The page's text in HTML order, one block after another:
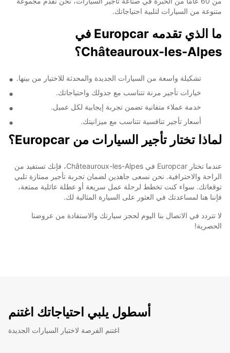
متنوعة من السيارات لتلبية احتياجاتك.
ما الذي تقدمه Europcar في
Châteauroux-les-Alpes؟
تشكيلة واسعة من السيارات الجديدة والمحدثة للاختيار من بينها.
خيارات تأجير مرنة تتناسب مع جدولك واحتياجاتك.
خدمة عملاء متفانية تضمن تجربة إيجابية لكل عميل.
أسعار تأجير تنافسية تتناسب مع ميزانيتك.
لماذا تختار تأجير السيارات من Europcar؟
عندما تختار Europcar في Châteauroux-les-Alpes، فإنك تستفيد من
الراحة والاحترافية. نحن نسعى جاهدين لضمان تجربة تأجير ممتازة تلبي
توقعاتك. سواء كنت تخطط لرحلة عمل سريعة أو عطلة عائلية ممتعة،
فإننا هنا لمساعدتك في العثور على السيارة المثالية لك.
لا تتردد في الاتصال بنا اليوم لحجز سيارتك والاستفادة من عروضنا
الحصرية!
أسطول يلبي احتياجاتك اغتنم
اغتنم الفرصة لاختبار السيارات الجديدة